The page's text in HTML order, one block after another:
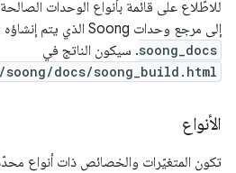
للاطّلاع على قائمة بأنواع الوحدات
إلى مرجع وحدات Soong الذي يتم إنشاؤه من خلال تشغيل
soong_docs. سيكون الناتج في
docs/soong_build.html
الأنواع
تكون المتغيّرات والخصائص ذات أنواع